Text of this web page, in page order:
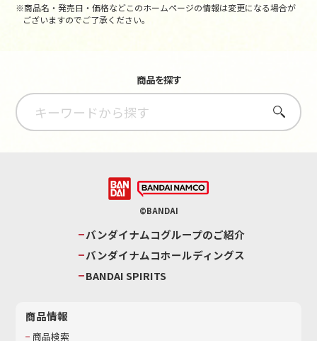
※商品名・発売日・価格などこのホームページの情報は変更になる場合が
ございますのでご了承ください。
商品を探す
さがす
©BANDAI
バンダイナムコグループのご紹介
バンダイナムコホールディングス
BANDAI SPIRITS
商品情報
商品検索